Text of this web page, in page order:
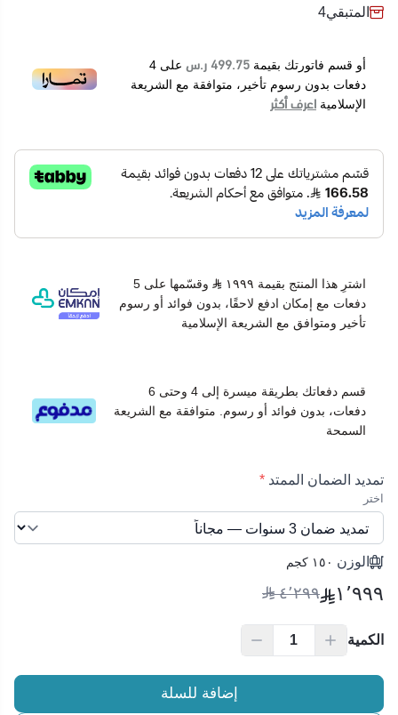
المتبقي4
أو قسم فاتورتك بقيمة 499.75 ر.س على 4
دفعات بدون رسوم تأخير، متوافقة مع الشريعة
الإسلامية اعرف أكثر
اشترِ هذا المنتج بقيمة ١٩٩٩
وقسّمها على 5
دفعات مع إمكان ادفع لاحقًا، بدون فوائد أو رسوم
تأخير ومتوافق مع الشريعة الإسلامية
قسم دفعاتك بطريقة ميسرة إلى 4 وحتى 6
دفعات، بدون فوائد أو رسوم. متوافقة مع الشريعة
السمحة
تمديد الضمان الممتد *
اختر
الوزن ١٥٠ كجم
١٬٩٩٩ ٤٬٢٩٩
الكمية
إضافة للسلة